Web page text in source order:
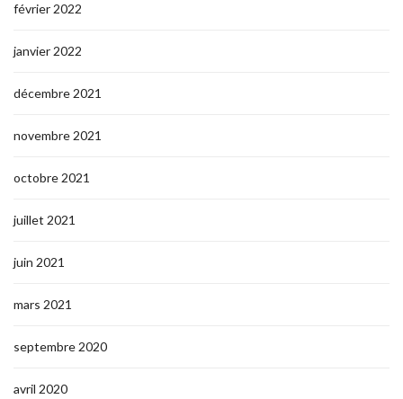
février 2022
janvier 2022
décembre 2021
novembre 2021
octobre 2021
juillet 2021
juin 2021
mars 2021
septembre 2020
avril 2020